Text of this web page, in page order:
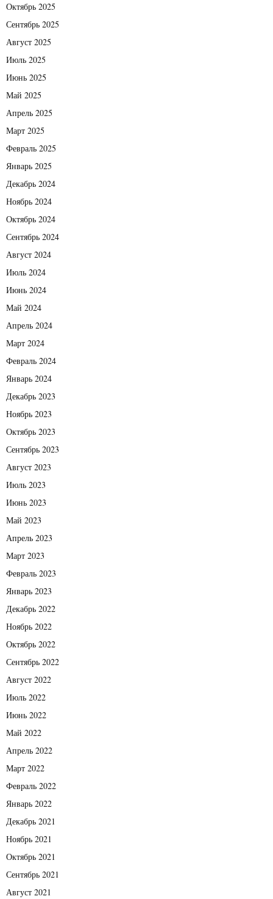
Октябрь 2025
Сентябрь 2025
Август 2025
Июль 2025
Июнь 2025
Май 2025
Апрель 2025
Март 2025
Февраль 2025
Январь 2025
Декабрь 2024
Ноябрь 2024
Октябрь 2024
Сентябрь 2024
Август 2024
Июль 2024
Июнь 2024
Май 2024
Апрель 2024
Март 2024
Февраль 2024
Январь 2024
Декабрь 2023
Ноябрь 2023
Октябрь 2023
Сентябрь 2023
Август 2023
Июль 2023
Июнь 2023
Май 2023
Апрель 2023
Март 2023
Февраль 2023
Январь 2023
Декабрь 2022
Ноябрь 2022
Октябрь 2022
Сентябрь 2022
Август 2022
Июль 2022
Июнь 2022
Май 2022
Апрель 2022
Март 2022
Февраль 2022
Январь 2022
Декабрь 2021
Ноябрь 2021
Октябрь 2021
Сентябрь 2021
Август 2021